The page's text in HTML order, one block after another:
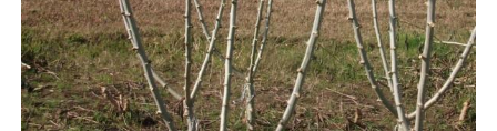
Advocacia-Geral da União
Banco Central do Brasil